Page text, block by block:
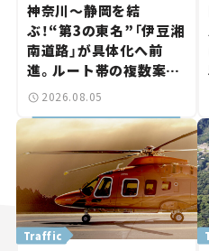
神奈川～静岡を結
ぶ！“第3の東名”「伊豆湘
南道路」が具体化へ前
進。ルート帯の複数案検
討へ。熱海まで信号ゼロ
道路計画】
2026.08.05
Traffic